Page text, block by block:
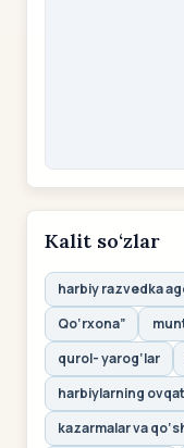
Kalit so‘zlar
harbiy razvedka
Qo‘rxona”
qurol- yarog‘lar
harbiylarning
kazarmalar va